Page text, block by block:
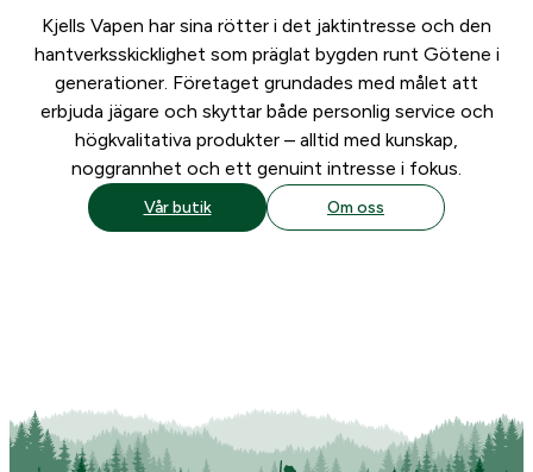
Kjells Vapen har sina rötter i det jaktintresse och den
hantverksskicklighet som präglat bygden runt Götene i
generationer. Företaget grundades med målet att
erbjuda jägare och skyttar både personlig service och
högkvalitativa produkter – alltid med kunskap,
noggrannhet och ett genuint intresse i fokus.
Vår butik Om oss